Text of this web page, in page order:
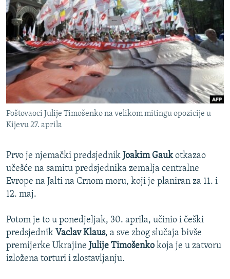
RSE PRIČE IZ SVIJETA
ISPRIČAJ MI
DNEVNO@RSE
SPECIJALI RSE
VIŠE OD NASLOVA
GENOCID U SREBRENICI
POPLAVE I KLIZIŠTA U BIH 2024.
POST SCRIPTUM
MOJA EVROPA
TRI DECENIJE OD RATA U BIH
NASTANAK I RASPAD JUGOSLAVIJE
Poštovaoci Julije Timošenko na velikom mitingu opozicije u
Kijevu 27. aprila
Prvo je njemački predsjednik Joakim Gaukotkazao
učešće na samitu predsjednika zemalja centralne
Evrope na Jalti na Crnom moru, koji je planiran za 11. i
12. maj.
Potom je to u ponedjeljak, 30. aprila, učinio i češki
predsjednik Vaclav Klaus, a sve zbog slučaja bivše
premijerke Ukrajine Julije Timošenko koja je u zatvoru
izložena torturi i zlostavljanju.